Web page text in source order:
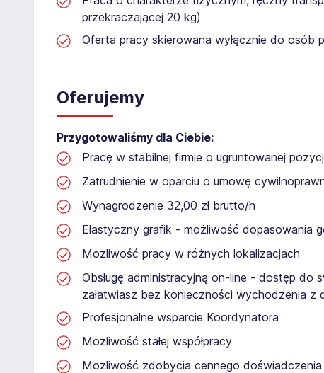
przekraczającej 20 kg)
Oferta pracy skierowana wyłącznie do osób
Oferujemy
Przygotowaliśmy dla Ciebie:
Pracę w stabilnej firmie o ugruntowanej
Zatrudnienie w oparciu o umowę
Wynagrodzenie 32,00 zł brutto/h
Elastyczny grafik - możliwość dopasowania
Możliwość pracy w różnych lokalizacjach
Obsługę administracyjną on-line - dostęp
załatwiasz bez konieczności wychodzenia z
Profesjonalne wsparcie Koordynatora
Możliwość stałej współpracy
Możliwość zdobycia cennego